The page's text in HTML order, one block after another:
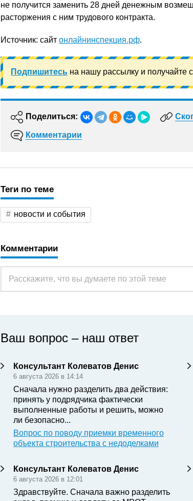
не получится заменить 28 дней денежным
расторжения с ним трудового контракта.
Источник: сайт онлайнинспекция.рф.
Подпишитесь на нашу рассылку и получайте
Поделиться:
Комментарии
Теги по теме
новости и события
Комментарии
Ваш вопрос – наш ответ
Консультант Колеватов Денис
6 августа 2026 в 14:14
Сначала нужно разделить два действия:
принять у подрядчика фактически
выполненные работы и решить, можно
ли безопасно...
Вопрос по поводу приемки временного
объекта строительства с недоделками
Консультант Колеватов Денис
6 августа 2026 в 12:01
Здравствуйте. Сначала важно разделить